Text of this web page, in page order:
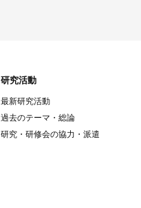
研究活動
最新研究活動
過去のテーマ・総論
研究・研修会の協力・派遣